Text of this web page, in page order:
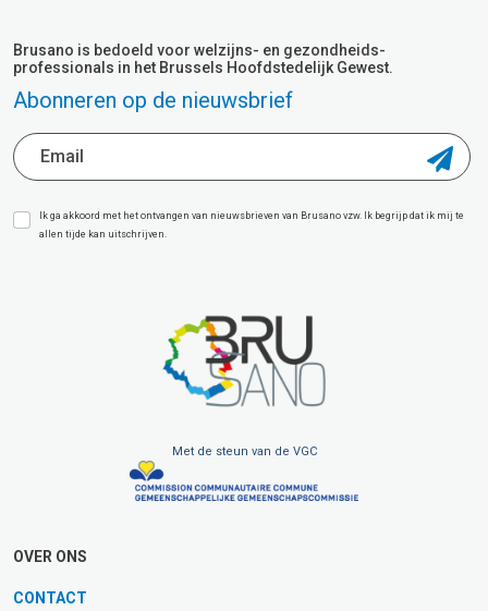
Brusano is bedoeld voor welzijns- en gezondheids-
professionals in het Brussels Hoofdstedelijk Gewest.
Abonneren op de nieuwsbrief
Ik ga akkoord met het ontvangen van nieuwsbrieven van Brusano vzw. Ik begrijp dat ik mij te
allen tijde kan uitschrijven.
Met de steun van de VGC
OVER ONS
CONTACT